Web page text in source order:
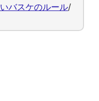
バスケのルール/